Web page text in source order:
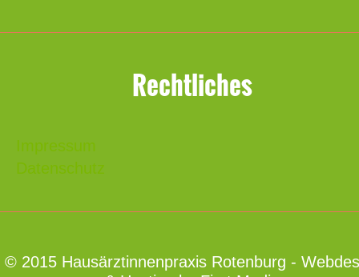
Rechtliches
Impressum
Datenschutz
© 2015 Hausärztinnenpraxis Rotenburg -